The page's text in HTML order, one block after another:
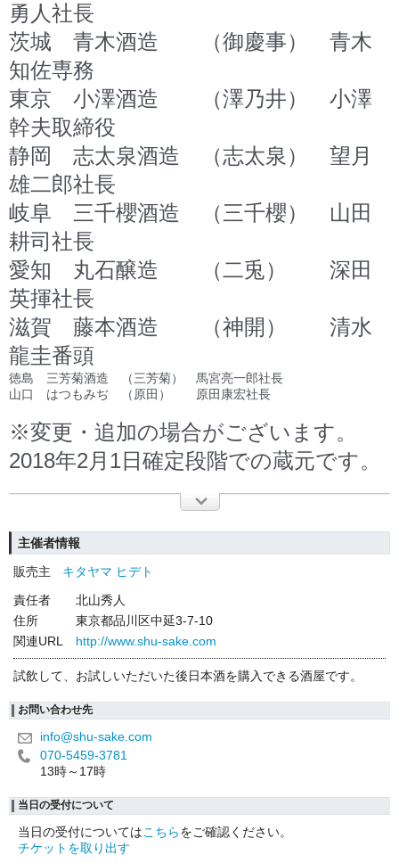
勇人社長
茨城 青木酒造 （御慶事） 青木
知佐専務
東京 小澤酒造 （澤乃井） 小澤
幹夫取締役
静岡 志太泉酒造 （志太泉） 望月
雄二郎社長
岐阜 三千櫻酒造 （三千櫻） 山田
耕司社長
愛知 丸石醸造 （二兎） 深田
英揮社長
滋賀 藤本酒造 （神開） 清水
龍圭番頭
徳島 三芳菊酒造 （三芳菊） 馬宮亮一郎社長
山口 はつもみぢ （原田） 原田康宏社長
※変更・追加の場合がございます。
2018年2月1日確定段階での蔵元です。
主催者情報
販売主
キタヤマ ヒデト
責任者
北山秀人
住所
東京都品川区中延3-7-10
関連URL
http://www.shu-sake.com
試飲して、お試しいただいた後日本酒を購入できる酒屋です。
お問い合わせ先
info@shu-sake.com
070-5459-3781
13時～17時
当日の受付について
当日の受付についてはこちらをご確認ください。
チケットを取り出す